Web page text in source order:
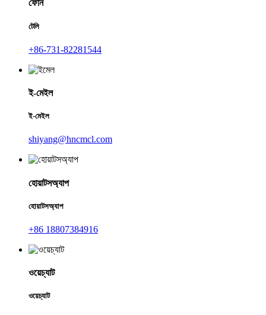
ফোন
টেলি
+86-731-82281544
ই-মেইল
ই-মেইল
shiyang@hncmcl.com
হোয়াটসঅ্যাপ
হোয়াটসঅ্যাপ
+86 18807384916
ওয়েচ্যাট
ওয়েচ্যাট